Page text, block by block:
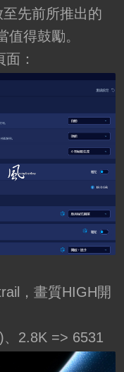
先前所推出的
得鼓勵。
：
，畫質HIGH開
2.8K => 6531